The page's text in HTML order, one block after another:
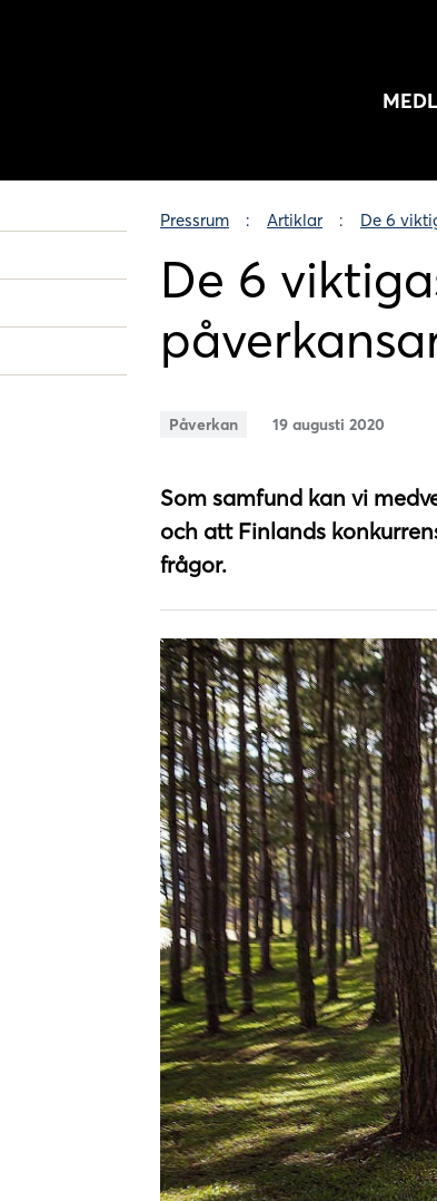
Pressrum Artiklar De 6
De 6
Påverkan 19 augusti 2020
Som samfund kan vi
och att Finlands
frågor.